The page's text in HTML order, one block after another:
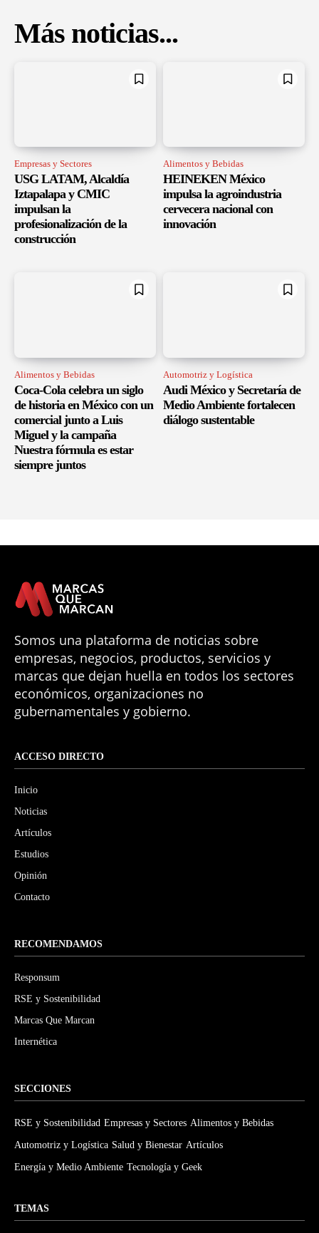
Más noticias...
Empresas y Sectores
USG LATAM, Alcaldía
Iztapalapa y CMIC
impulsan la
profesionalización de la
construcción
Alimentos y Bebidas
HEINEKEN México
impulsa la agroindustria
cervecera nacional con
innovación
Alimentos y Bebidas
Coca-Cola celebra un siglo
de historia en México con un
comercial junto a Luis
Miguel y la campaña
Nuestra fórmula es estar
siempre juntos
Automotriz y Logística
Audi México y Secretaría de
Medio Ambiente fortalecen
diálogo sustentable
Somos una plataforma de noticias sobre
empresas, negocios, productos, servicios y
marcas que dejan huella en todos los sectores
económicos, organizaciones no
gubernamentales y gobierno.
ACCESO DIRECTO
Inicio
Noticias
Artículos
Estudios
Opinión
Contacto
RECOMENDAMOS
Responsum
RSE y Sostenibilidad
Marcas Que Marcan
Internética
SECCIONES
RSE y Sostenibilidad Empresas y Sectores Alimentos y Bebidas
Automotriz y Logística Salud y Bienestar Artículos
Energía y Medio Ambiente Tecnología y Geek
TEMAS